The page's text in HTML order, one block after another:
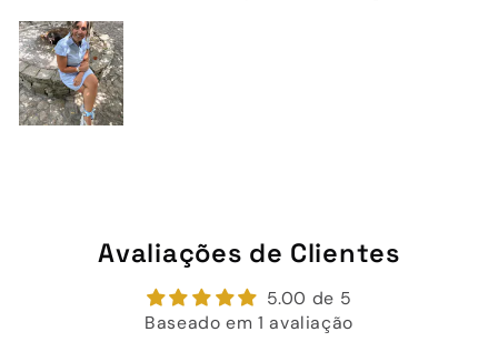
Avaliações de Clientes
5.00 de 5
Baseado em 1 avaliação